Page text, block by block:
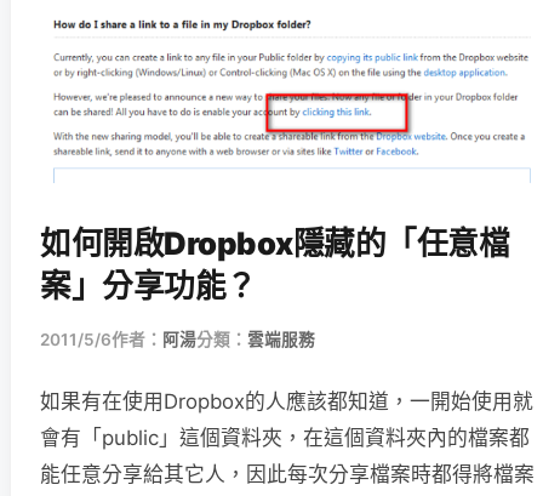
如何開啟Dropbox隱藏的「任意檔
案」分享功能？
2011/5/6作者： 阿湯分類： 雲端服務
如果有在使用Dropbox的人應該都知道，一開始使用就
會有「public」這個資料夾，在這個資料夾內的檔案都
能任意分享給其它人，因此每次分享檔案時都得將檔案